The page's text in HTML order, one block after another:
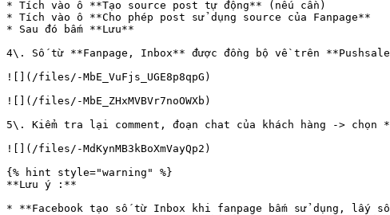
* Tích vào ô **Tạo source post tự động** (nếu cần)
* Tích vào ô **Cho phép post sử dụng source của Fanpage**
* Sau đó bấm **Lưu**
4\. Số từ **Fanpage, Inbox** được đồng bộ về trên
![](/files/-MbE_VuFjs_UGE8p8qpG)
![](/files/-MbE_ZHxMVBVr7noOWXb)
5\. Kiểm tra lại comment, đoạn chat của khách hàng -> chọn
![](/files/-MdKynMB3kBoXmVayQp2)
{% hint style="warning" %}
**Lưu ý :**
* **Facebook tạo số từ Inbox khi fanpage bấm sử dụng, lấy